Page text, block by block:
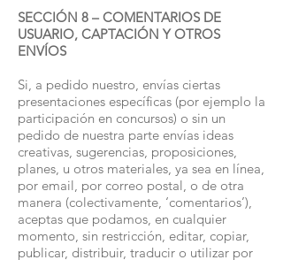
SECCIÓN 8 – COMENTARIOS DE
USUARIO, CAPTACIÓN Y OTROS
ENVÍOS
Si, a pedido nuestro, envías ciertas
presentaciones específicas (por ejemplo la
participación en concursos) o sin un
pedido de nuestra parte envías ideas
creativas, sugerencias, proposiciones,
planes, u otros materiales, ya sea en línea,
por email, por correo postal, o de otra
manera (colectivamente, ‘comentarios’),
aceptas que podamos, en cualquier
momento, sin restricción, editar, copiar,
publicar, distribuir, traducir o utilizar por